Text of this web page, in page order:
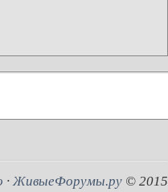
· ЖивыеФорумы.ру © 2015